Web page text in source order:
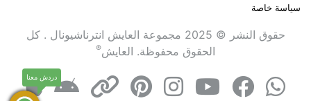
سياسة خاصة
حقوق النشر © 2025 مجموعة العايش انترناشيونال . كل
الحقوق محفوظة. العايش®
دردش معنا